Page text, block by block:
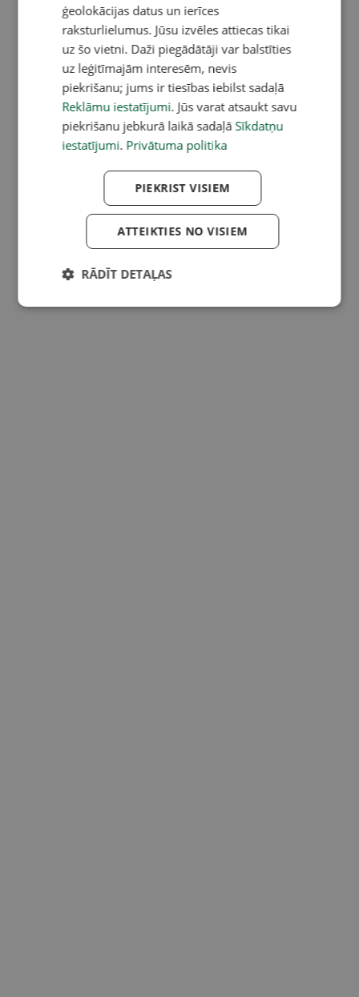
ģeolokācijas datus un ierīces
raksturlielumus. Jūsu izvēles attiecas tikai
uz šo vietni. Daži piegādātāji var balstīties
uz leģitīmajām interesēm, nevis
piekrišanu; jums ir tiesības iebilst sadaļā
Reklāmu iestatījumi. Jūs varat atsaukt savu
piekrišanu jebkurā laikā sadaļā Sīkdatņu
iestatījumi. Privātuma politika
PIEKRIST VISIEM
ATTEIKTIES NO VISIEM
RĀDĪT DETAĻAS